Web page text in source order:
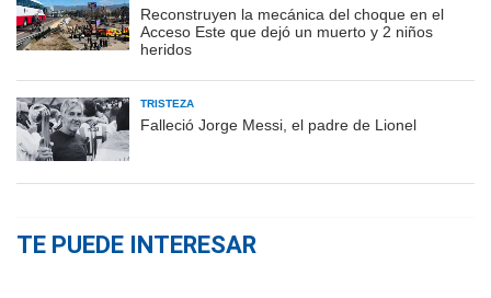
Reconstruyen la mecánica del choque en el
Acceso Este que dejó un muerto y 2 niños
heridos
TRISTEZA
Falleció Jorge Messi, el padre de Lionel
TE PUEDE INTERESAR